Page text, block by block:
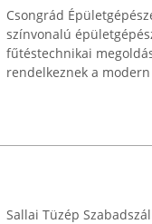
Csongrád
színvonalú
fűtéstechnikai
rendelkeznek a modern
Sallai Tüzép